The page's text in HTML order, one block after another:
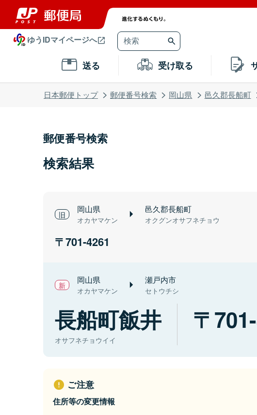
ゆうIDマイページへ
送る 受け取る
日本郵便トップ 郵便番号検索 岡山県 邑久郡長船町
郵便番号検索
検索結果
岡山県
オカヤマケン
邑久郡長船町
オクグンオサフネチョウ
701-4261
岡山県
オカヤマケン
瀬戸内市
セトウチシ
長船町飯井
オサフネチョウイイ
ご注意
住所等の変更情報